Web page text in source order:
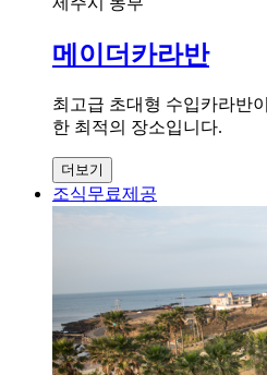
메이더카라반
최고급 초대형 수입카라반
한 최적의 장소입니다.
더보기
조식무료제공